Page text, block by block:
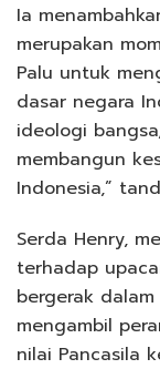
Ia
merupakan
Palu untuk
dasar negara
ideologi
membangun
Indonesia,”
Serda Henry,
terhadap
bergerak
mengambil
nilai Pancasila